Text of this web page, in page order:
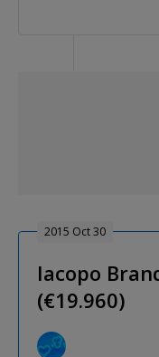
2015 Oct 30
Iacopo
(€19.960)